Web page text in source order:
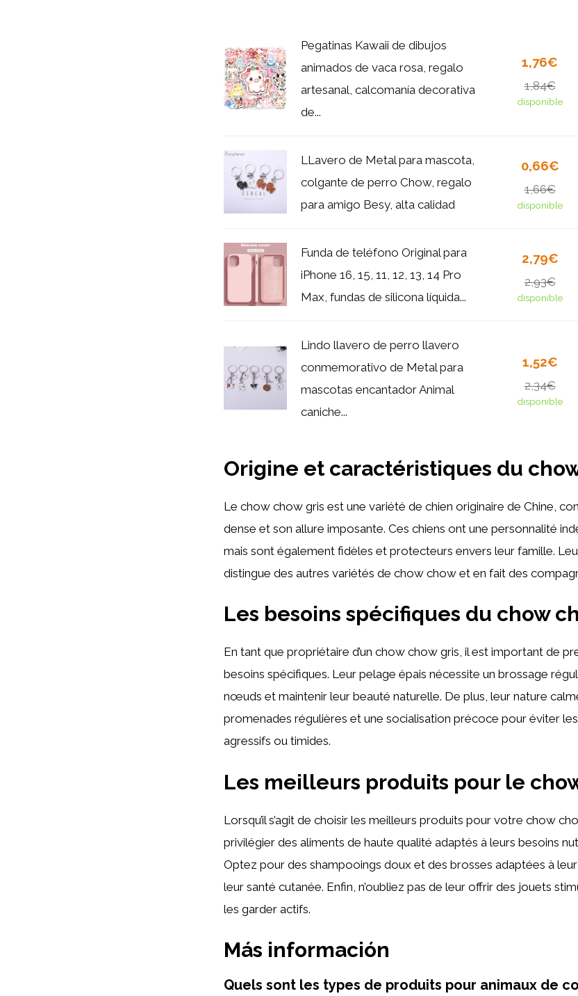
Pegatinas Kawaii de dibujos
animados de vaca rosa, regalo
artesanal, calcomanía decorativa
de...
1,76€
1,84€
disponible
LLavero de Metal para mascota,
colgante de perro Chow, regalo
para amigo Besy, alta calidad
0,66€
1,66€
disponible
Funda de teléfono Original para
iPhone 16, 15, 11, 12, 13, 14 Pro
Max, fundas de silicona líquida...
2,79€
2,93€
disponible
Lindo llavero de perro llavero
conmemorativo de Metal para
mascotas encantador Animal
caniche...
1,52€
2,34€
disponible
Origine et caractéristiques du
Le chow chow gris est une variété de chien originaire de Chine,
dense et son allure imposante. Ces chiens ont une personnalité
mais sont également fidèles et protecteurs envers leur famille.
distingue des autres variétés de chow chow et en fait des
Les besoins spécifiques du chow
En tant que propriétaire d’un chow chow gris, il est important de
besoins spécifiques. Leur pelage épais nécessite un brossage
nœuds et maintenir leur beauté naturelle. De plus, leur nature
promenades régulières et une socialisation précoce pour éviter
agressifs ou timides.
Les meilleurs produits pour le
Lorsqu’il s’agit de choisir les meilleurs produits pour votre chow
privilégier des aliments de haute qualité adaptés à leurs besoins
Optez pour des shampooings doux et des brosses adaptées à
leur santé cutanée. Enfin, n’oubliez pas de leur offrir des jouets
les garder actifs.
Más información
Quels sont les types de produits pour animaux de